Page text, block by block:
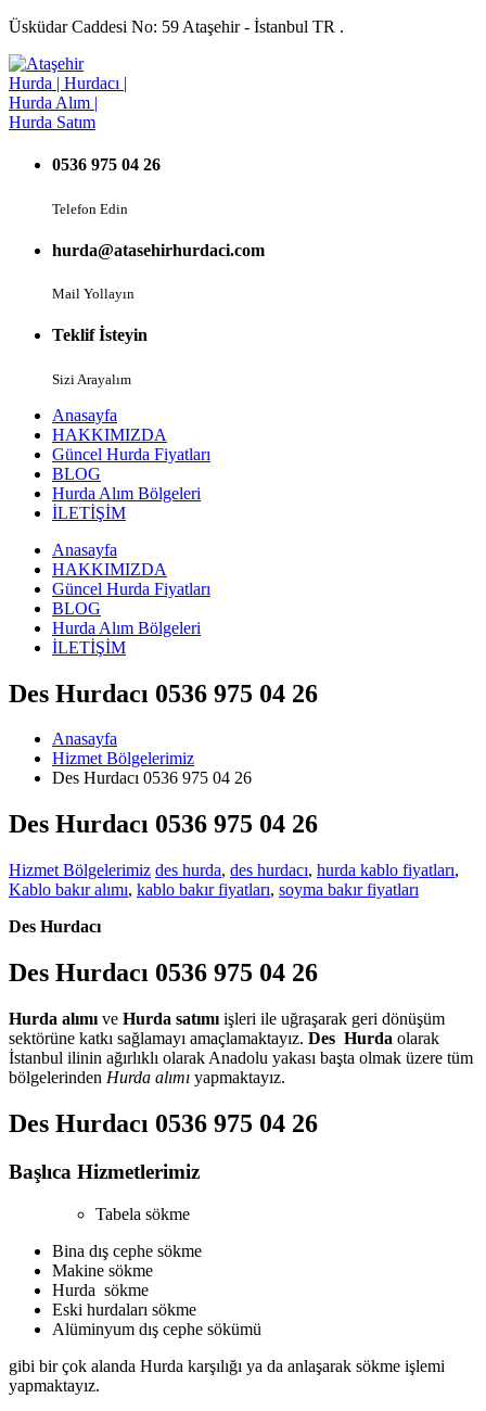
Üsküdar Caddesi No: 59 Ataşehir - İstanbul TR .
0536 975 04 26
Telefon Edin
hurda@atasehirhurdaci.com
Mail Yollayın
Teklif İsteyin
Sizi Arayalım
Anasayfa
HAKKIMIZDA
Güncel Hurda Fiyatları
BLOG
Hurda Alım Bölgeleri
İLETİŞİM
Anasayfa
HAKKIMIZDA
Güncel Hurda Fiyatları
BLOG
Hurda Alım Bölgeleri
İLETİŞİM
Des Hurdacı 0536 975 04 26
Anasayfa
Hizmet Bölgelerimiz
Des Hurdacı 0536 975 04 26
Des Hurdacı 0536 975 04 26
Hizmet Bölgelerimiz des hurda, des hurdacı, hurda kablo fiyatları,
Kablo bakır alımı, kablo bakır fiyatları, soyma bakır fiyatları
Des Hurdacı
Des Hurdacı 0536 975 04 26
Hurda alımı ve Hurda satımı işleri ile uğraşarak geri dönüşüm
sektörüne katkı sağlamayı amaçlamaktayız. Des Hurda olarak
İstanbul ilinin ağırlıklı olarak Anadolu yakası başta olmak üzere tüm
bölgelerinden Hurda alımı yapmaktayız.
Des Hurdacı 0536 975 04 26
Başlıca Hizmetlerimiz
Tabela sökme
Bina dış cephe sökme
Makine sökme
Hurda sökme
Eski hurdaları sökme
Alüminyum dış cephe sökümü
gibi bir çok alanda Hurda karşılığı ya da anlaşarak sökme işlemi
yapmaktayız.